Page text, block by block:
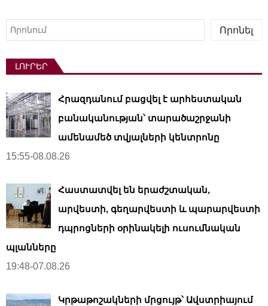
Որոնել
Որոնել
ԼՈՒՐԵՐ
Հրազդանում բացվել է արհեստական ​​
բանականության՝ տարածաշրջանի
ամենամեծ տվյալների կենտրոնը
15:55-08.08.26
Հաստատվել են երաժշտական,
արվեստի, գեղարվեստի և պարարվեստի
դպրոցների օրինակելի ուսումնական
պլանները
19:48-07.08.26
Կրթաթոշակների մրցույթ՝ Ավստրիայում